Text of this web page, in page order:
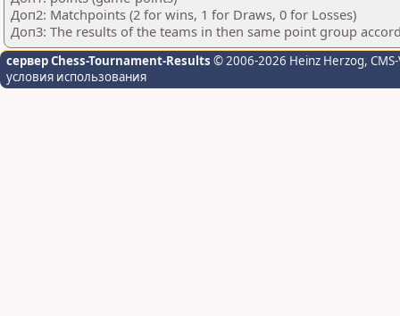
Доп2: Matchpoints (2 for wins, 1 for Draws, 0 for Losses)
Доп3: The results of the teams in then same point group
сервер Chess-Tournament-Results © 2006-2026 Heinz Herzog,
условия использования